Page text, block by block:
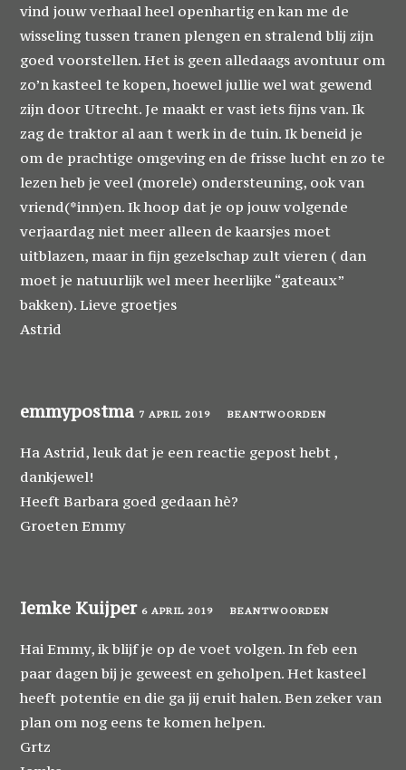
vind jouw verhaal heel openhartig en kan me de
wisseling tussen tranen plengen en stralend blij zijn
goed voorstellen. Het is geen alledaags avontuur om
zo’n kasteel te kopen, hoewel jullie wel wat gewend
zijn door Utrecht. Je maakt er vast iets fijns van. Ik
zag de traktor al aan t werk in de tuin. Ik beneid je
om de prachtige omgeving en de frisse lucht en zo te
lezen heb je veel (morele) ondersteuning, ook van
vriend(*inn)en. Ik hoop dat je op jouw volgende
verjaardag niet meer alleen de kaarsjes moet
uitblazen, maar in fijn gezelschap zult vieren ( dan
moet je natuurlijk wel meer heerlijke “gateaux”
bakken). Lieve groetjes
Astrid
emmypostma 7 APRIL 2019 BEANTWOORDEN
Ha Astrid, leuk dat je een reactie gepost hebt ,
dankjewel!
Heeft Barbara goed gedaan hè?
Groeten Emmy
Iemke Kuijper 6 APRIL 2019 BEANTWOORDEN
Hai Emmy, ik blijf je op de voet volgen. In feb een
paar dagen bij je geweest en geholpen. Het kasteel
heeft potentie en die ga jij eruit halen. Ben zeker van
plan om nog eens te komen helpen.
Grtz